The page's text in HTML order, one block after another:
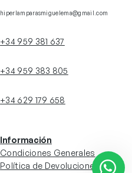
hiperlamparasmiguelema@gmail.com
+34 959 381 637
+34 959 383 805
+34 629 179 658
Información
Condiciones Generales
Política de Devoluciones